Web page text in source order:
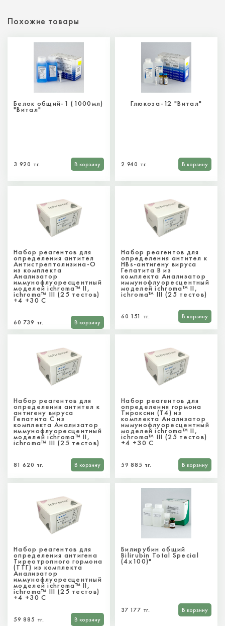
Похожие товары
Белок общий-1 (1000мл)
"Витал"
3 920 тг. В корзину
Глюкоза-12 "Витал"
2 940 тг. В корзину
Набор реагентов для
определения антител
Антистрептолизина-О
из комплекта
Анализатор
иммунофлуоресцентный
моделей ichroma™ II,
ichroma™ III (25 тестов)
+4 +30 С
60 739 тг. В корзину
Набор реагентов для
определения антител к
HBs-антигену вируса
Гепатита В из
комплекта Анализатор
иммунофлуоресцентный
моделей ichroma™ II,
ichroma™ III (25 тестов)
60 151 тг. В корзину
Набор реагентов для
определения антител к
антигену вируса
Гепатита С из
комплекта Анализатор
иммунофлуоресцентный
моделей ichroma™ II,
ichroma™ III (25 тестов)
81 620 тг. В корзину
Набор реагентов для
определения гормона
Тироксин (Т4) из
комплекта Анализатор
иммунофлуоресцентный
моделей ichroma™ II,
ichroma™ III (25 тестов)
+4 +30 C
59 885 тг. В корзину
Набор реагентов для
определения антигена
Тиреотропного гормона
(ТТГ) из комплекта
Анализатор
иммунофлуоресцентный
моделей ichroma™ II,
ichroma™ III (25 тестов)
+4 +30 C
59 885 тг. В корзину
Билирубин общий
Bilirubin Total Special
(4x100)"
37 177 тг. В корзину